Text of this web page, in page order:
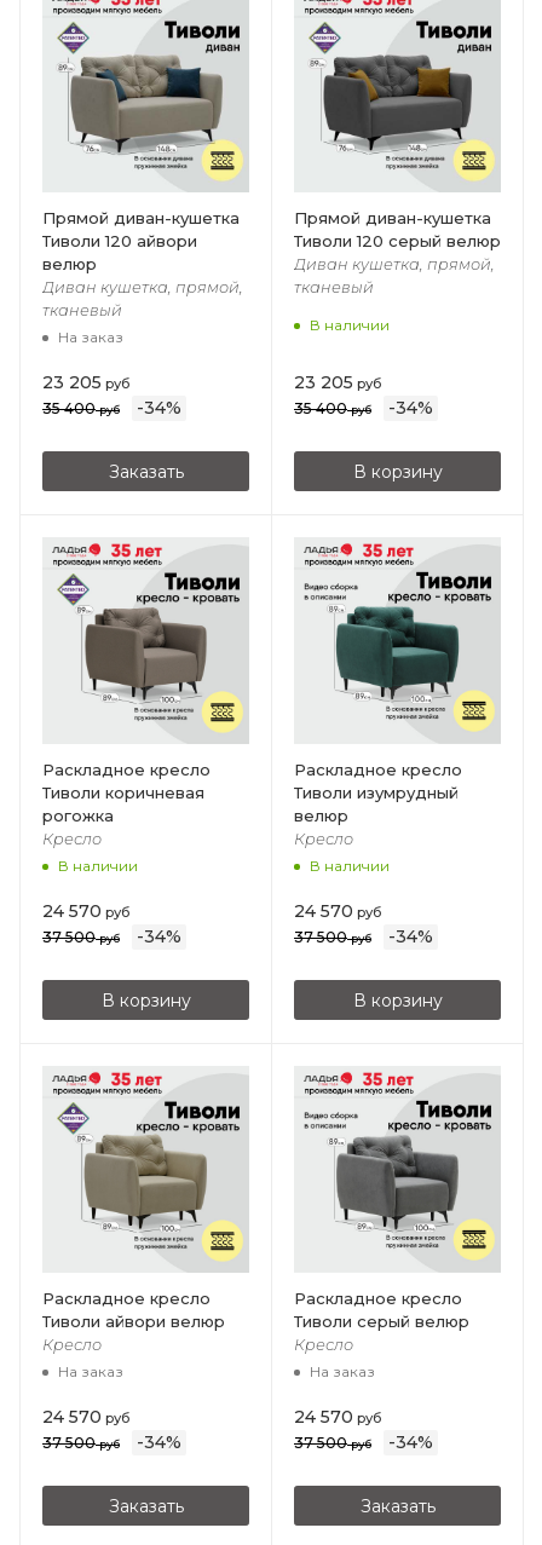
Прямой диван-кушетка
Тиволи 120 айвори
велюр
Диван кушетка, прямой,
тканевый
На заказ
23 205 руб
35 400руб -34%
Заказать
Прямой диван-кушетка
Тиволи 120 серый велюр
Диван кушетка, прямой,
тканевый
В наличии
23 205 руб
35 400руб -34%
В корзину
Раскладное кресло
Тиволи коричневая
рогожка
Кресло
В наличии
24 570 руб
37 500руб -34%
В корзину
Раскладное кресло
Тиволи изумрудный
велюр
Кресло
В наличии
24 570 руб
37 500руб -34%
В корзину
Раскладное кресло
Тиволи айвори велюр
Кресло
На заказ
24 570 руб
37 500руб -34%
Заказать
Раскладное кресло
Тиволи серый велюр
Кресло
На заказ
24 570 руб
37 500руб -34%
Заказать